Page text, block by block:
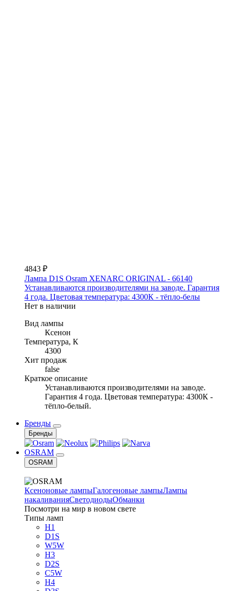
4843 ₽
Лампа D1S Osram XENARC ORIGINAL - 66140
Устанавливаются производителями на заводе. Гарантия
4 года. Цветовая температура: 4300К - тёпло-белы
Нет в наличии
Вид лампы
Ксенон
Температура, К
4300
Хит продаж
false
Краткое описание
Устанавливаются производителями на заводе.
Гарантия 4 года. Цветовая температура: 4300К -
тёпло-белый.
Бренды
Бренды
OSRAM
OSRAM
Ксеноновые лампыГалогеновые лампыЛампы
накаливанияСветодиодыОбманки
Посмотри на мир в новом свете
Типы ламп
H1
D1S
W5W
H3
D2S
C5W
H4